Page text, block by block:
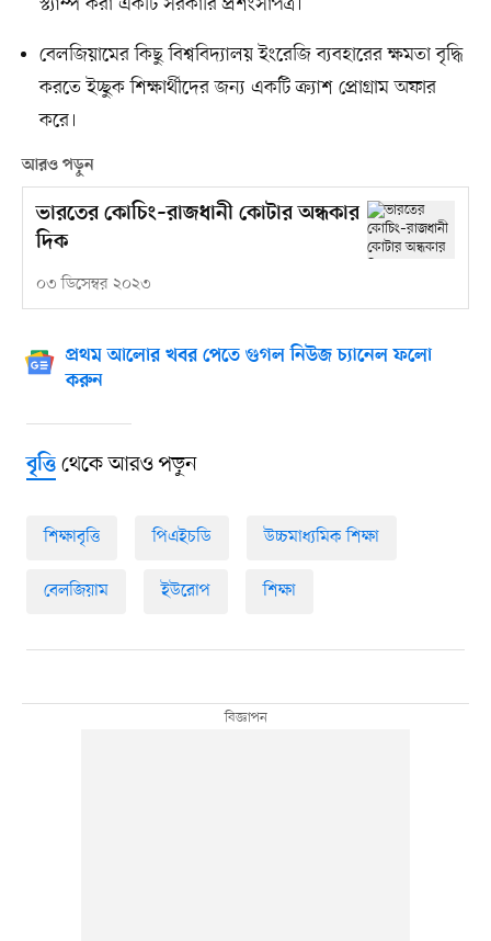
বেলজিয়ামের কিছু বিশ্ববিদ্যালয় ইংরেজি ব্যবহারের ক্ষমতা বৃদ্ধি
করতে ইচ্ছুক শিক্ষার্থীদের জন্য একটি ক্র্যাশ প্রোগ্রাম অফার
করে।
আরও পড়ুন
ভারতের কোচিং–রাজধানী কোটার অন্ধকার
দিক
০৩ ডিসেম্বর ২০২৩
প্রথম আলোর খবর পেতে গুগল নিউজ চ্যানেল ফলো
করুন
বৃত্তিথেকে আরও পড়ুন
শিক্ষাবৃত্তি পিএইচডি উচ্চমাধ্যমিক শিক্ষা
বেলজিয়াম ইউরোপ শিক্ষা